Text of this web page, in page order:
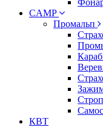
CAMP
Промальп
КВТ